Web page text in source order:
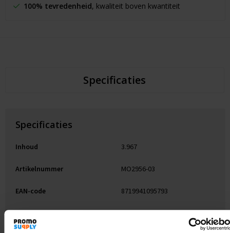
100% tevredenheid, kwaliteit boven kwantiteit
Specificaties
Specificaties
Inhoud 3.967
Artikelnummer MO2956-03
EAN-code 8719941095793
Merk midocean